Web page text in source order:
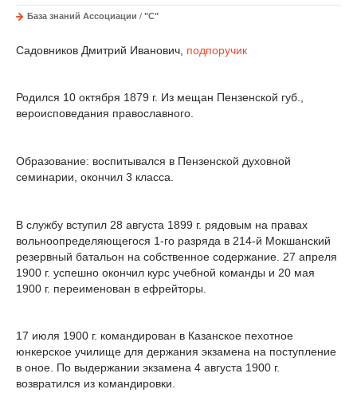
База знаний Ассоциации / "С"
Садовников Дмитрий Иванович, подпоручик
Родился 10 октября 1879 г. Из мещан Пензенской губ.,
вероисповедания православного.
Образование: воспитывался в Пензенской духовной
семинарии, окончил 3 класса.
В службу вступил 28 августа 1899 г. рядовым на правах
вольноопределяющегося 1-го разряда в 214-й Мокшанский
резервный батальон на собственное содержание. 27 апреля
1900 г. успешно окончил курс учебной команды и 20 мая
1900 г. переименован в ефрейторы.
17 июля 1900 г. командирован в Казанское пехотное
юнкерское училище для держания экзамена на поступление
в оное. По выдержании экзамена 4 августа 1900 г.
возвратился из командировки.